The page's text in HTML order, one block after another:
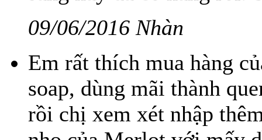
09/06/2016 Nhàn
Em rất thích mua hàng
soap, dùng mãi thành
rồi chị xem xét nhập